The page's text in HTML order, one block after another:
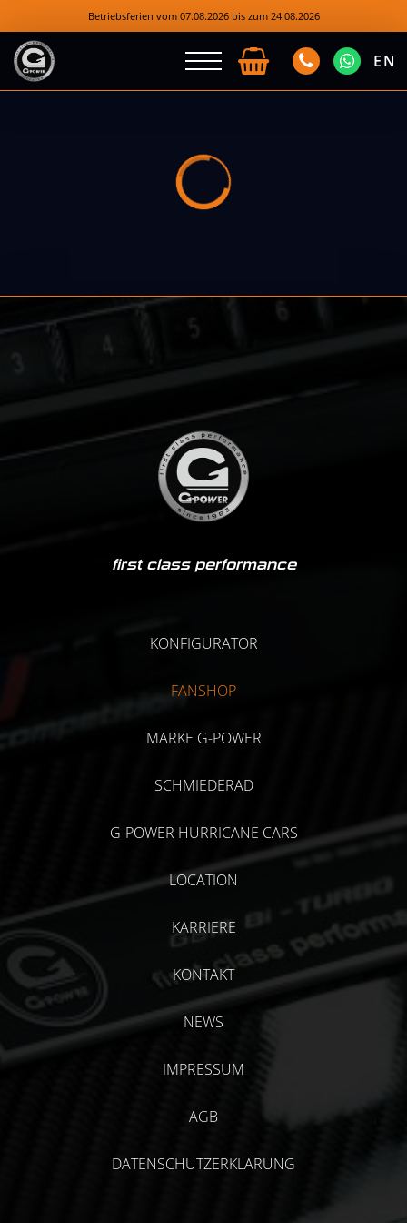
Betriebsferien vom 07.08.2026 bis zum 24.08.2026
EN
first class performance
KONFIGURATOR
FANSHOP
MARKE G-POWER
SCHMIEDERAD
G-POWER HURRICANE CARS
LOCATION
KARRIERE
KONTAKT
NEWS
IMPRESSUM
AGB
DATENSCHUTZERKLÄRUNG